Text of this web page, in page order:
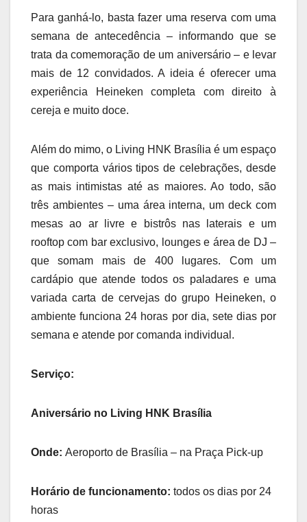
Para ganhá-lo, basta fazer uma reserva com uma
semana de antecedência – informando que se
trata da comemoração de um aniversário – e levar
mais de 12 convidados. A ideia é oferecer uma
experiência Heineken completa com direito à
cereja e muito doce.
Além do mimo, o Living HNK Brasília é um espaço
que comporta vários tipos de celebrações, desde
as mais intimistas até as maiores. Ao todo, são
três ambientes – uma área interna, um deck com
mesas ao ar livre e bistrôs nas laterais e um
rooftop com bar exclusivo, lounges e área de DJ –
que somam mais de 400 lugares. Com um
cardápio que atende todos os paladares e uma
variada carta de cervejas do grupo Heineken, o
ambiente funciona 24 horas por dia, sete dias por
semana e atende por comanda individual.
Serviço:
Aniversário no Living HNK Brasília
Onde: Aeroporto de Brasília – na Praça Pick-up
Horário de funcionamento: todos os dias por 24
horas